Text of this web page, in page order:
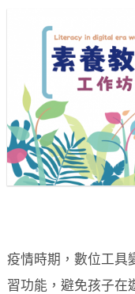
疫情時期，數位工具
習功能，避免孩子在